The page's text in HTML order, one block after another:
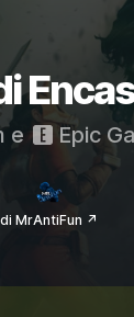
e Epic
di MrAntiFun ↗